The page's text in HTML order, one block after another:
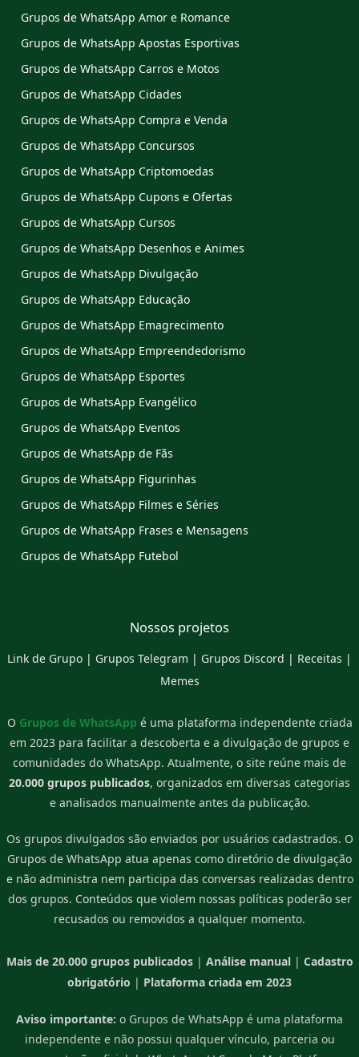
Grupos de WhatsApp Amor e Romance
Grupos de WhatsApp Apostas Esportivas
Grupos de WhatsApp Carros e Motos
Grupos de WhatsApp Cidades
Grupos de WhatsApp Compra e Venda
Grupos de WhatsApp Concursos
Grupos de WhatsApp Criptomoedas
Grupos de WhatsApp Cupons e Ofertas
Grupos de WhatsApp Cursos
Grupos de WhatsApp Desenhos e Animes
Grupos de WhatsApp Divulgação
Grupos de WhatsApp Educação
Grupos de WhatsApp Emagrecimento
Grupos de WhatsApp Empreendedorismo
Grupos de WhatsApp Esportes
Grupos de WhatsApp Evangélico
Grupos de WhatsApp Eventos
Grupos de WhatsApp de Fãs
Grupos de WhatsApp Figurinhas
Grupos de WhatsApp Filmes e Séries
Grupos de WhatsApp Frases e Mensagens
Grupos de WhatsApp Futebol
Nossos projetos
Link de Grupo | Grupos Telegram | Grupos Discord | Receitas |
Memes
O Grupos de WhatsApp é uma plataforma independente criada
em 2023 para facilitar a descoberta e a divulgação de grupos e
comunidades do WhatsApp. Atualmente, o site reúne mais de
20.000 grupos publicados, organizados em diversas categorias
e analisados manualmente antes da publicação.
Os grupos divulgados são enviados por usuários cadastrados. O
Grupos de WhatsApp atua apenas como diretório de divulgação
e não administra nem participa das conversas realizadas dentro
dos grupos. Conteúdos que violem nossas políticas poderão ser
recusados ou removidos a qualquer momento.
Mais de 20.000 grupos publicados| Análise manual| Cadastro
obrigatório | Plataforma criada em 2023
Aviso importante: o Grupos de WhatsApp é uma plataforma
independente e não possui qualquer vínculo, parceria ou